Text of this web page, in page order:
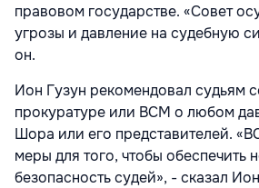
правовом государстве. «Совет
угрозы и давление на судебную
он.
Ион Гузун рекомендовал судьям
прокуратуре или ВСМ о любом
Шора или его представителей.
меры для того, чтобы обеспечить
безопасность судей», - сказал